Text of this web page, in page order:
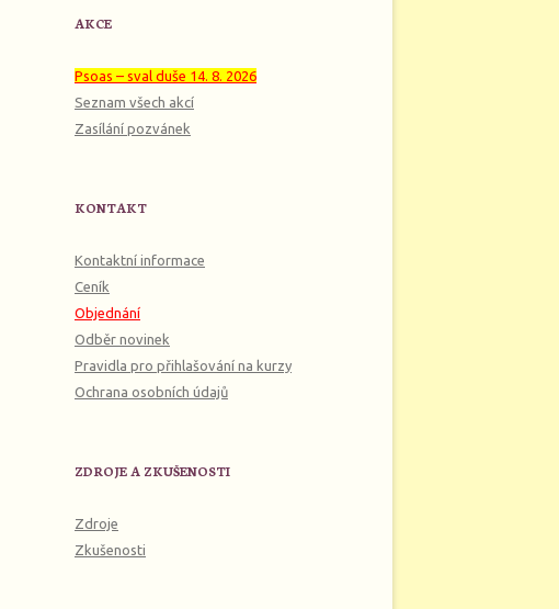
AKCE
Psoas – sval duše 14. 8. 2026
Seznam všech akcí
Zasílání pozvánek
KONTAKT
Kontaktní informace
Ceník
Objednání
Odběr novinek
Pravidla pro přihlašování na kurzy
Ochrana osobních údajů
ZDROJE A ZKUŠENOSTI
Zdroje
Zkušenosti